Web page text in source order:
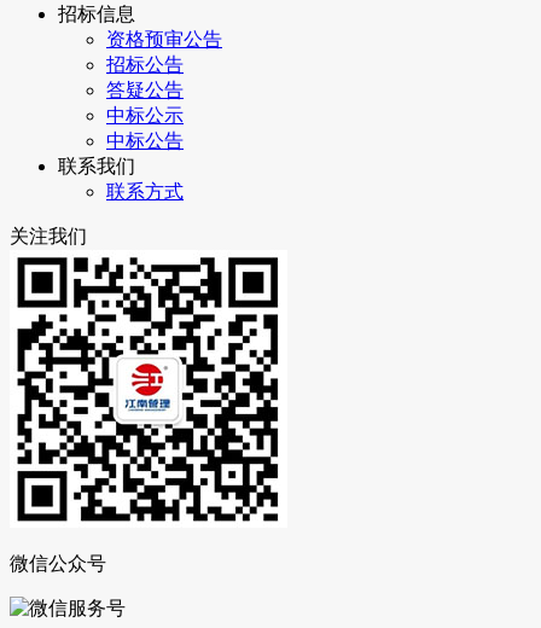
招标信息
资格预审公告
招标公告
答疑公告
中标公示
中标公告
联系我们
联系方式
关注我们
微信公众号